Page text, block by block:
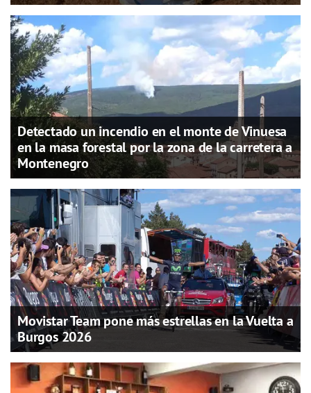
Detectado un incendio en el monte de Vinuesa
en la masa forestal por la zona de la carretera a
Montenegro
Movistar Team pone más estrellas en la Vuelta a
Burgos 2026